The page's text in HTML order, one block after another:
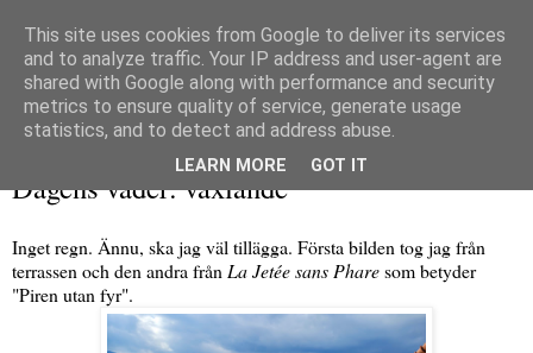
Dagens väder: växlande
Inget regn. Ännu, ska jag väl tillägga. Första bilden tog jag från
terrassen och den andra från La Jetée sans Pharesom betyder
"Piren utan fyr".
This site uses cookies from Google to deliver its services
and to analyze traffic. Your IP address and user-agent are
shared with Google along with performance and security
metrics to ensure quality of service, generate usage
statistics, and to detect and address abuse.
LEARN MORE GOT IT